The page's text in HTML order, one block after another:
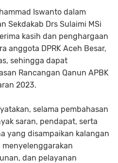
Iswanto dalam
Sekdakab Drs Sulaimi MSi
kasih dan penghargaan
anggota DPRK Aceh Besar,
sehingga dapat
Rancangan Qanun APBK
2023.
selama pembahasan
saran, pendapat, serta
yang disampaikan kalangan
menyelenggarakan
dan pelayanan